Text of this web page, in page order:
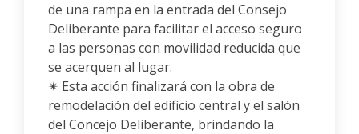
de una rampa en la entrada del Consejo
Deliberante para facilitar el acceso seguro
a las personas con movilidad reducida que
se acerquen al lugar.
✴ Esta acción finalizará con la obra de
remodelación del edificio central y el salón
del Concejo Deliberante, brindando la